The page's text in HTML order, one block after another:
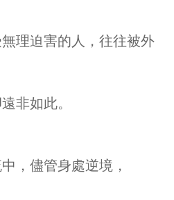
理迫害的人，往往被外
非如此。
，儘管身處逆境，